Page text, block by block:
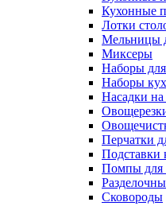
Кухонные
Лотки
Мельницы
Миксеры
Наборы
Наборы
Насадки на
Перчатки
Подставки
Помпы для
Сковороды